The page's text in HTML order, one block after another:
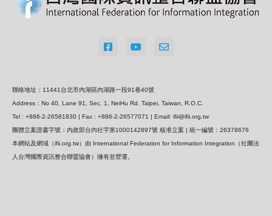
聯絡地址：11441台北市內湖區內湖路一段91巷40號
Address：No 40, Lane 91, Sec. 1, NeiHu Rd. Taipei, Taiwan, R.O.C.
Tel : +886-2-26581830 | Fax : +886-2-26577071 | Email: ifii@ifii.org.tw
團體立案證書字號：內政部台內社字第1000142897號 核准立案 | 統一編號：26378676
本網站及網域（ifii.org.tw）由 International Federation for Information Integration（社團法
人台灣國際資訊整合聯盟協會）擁有並營運。